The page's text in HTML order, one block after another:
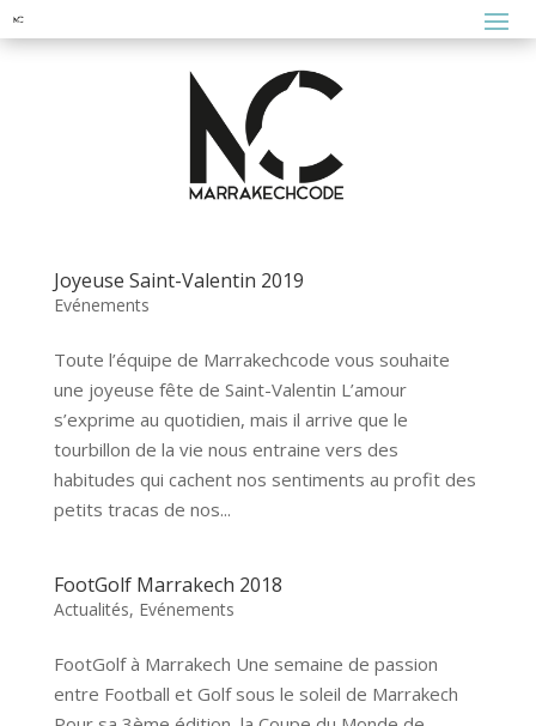
Joyeuse Saint-Valentin 2019
Evénements
Toute l’équipe de Marrakechcode vous souhaite
une joyeuse fête de Saint-Valentin L’amour
s’exprime au quotidien, mais il arrive que le
tourbillon de la vie nous entraine vers des
habitudes qui cachent nos sentiments au profit des
petits tracas de nos...
FootGolf Marrakech 2018
Actualités, Evénements
FootGolf à Marrakech Une semaine de passion
entre Football et Golf sous le soleil de Marrakech